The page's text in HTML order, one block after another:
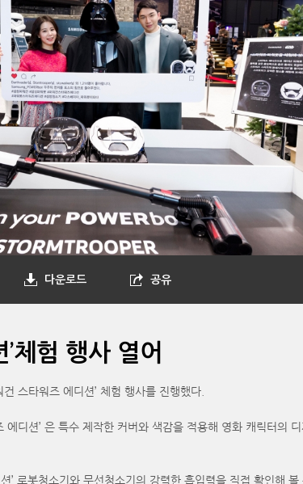
다운로드 공유
체험 행사 열어
스타워즈 에디션’ 체험 행사를 진행했다.
디션’ 은 특수 제작한 커버와 색감을 적용해 영화 캐릭터의
’ 로봇청소기와 무선청소기의 강력한 흡입력을 직접 확인해